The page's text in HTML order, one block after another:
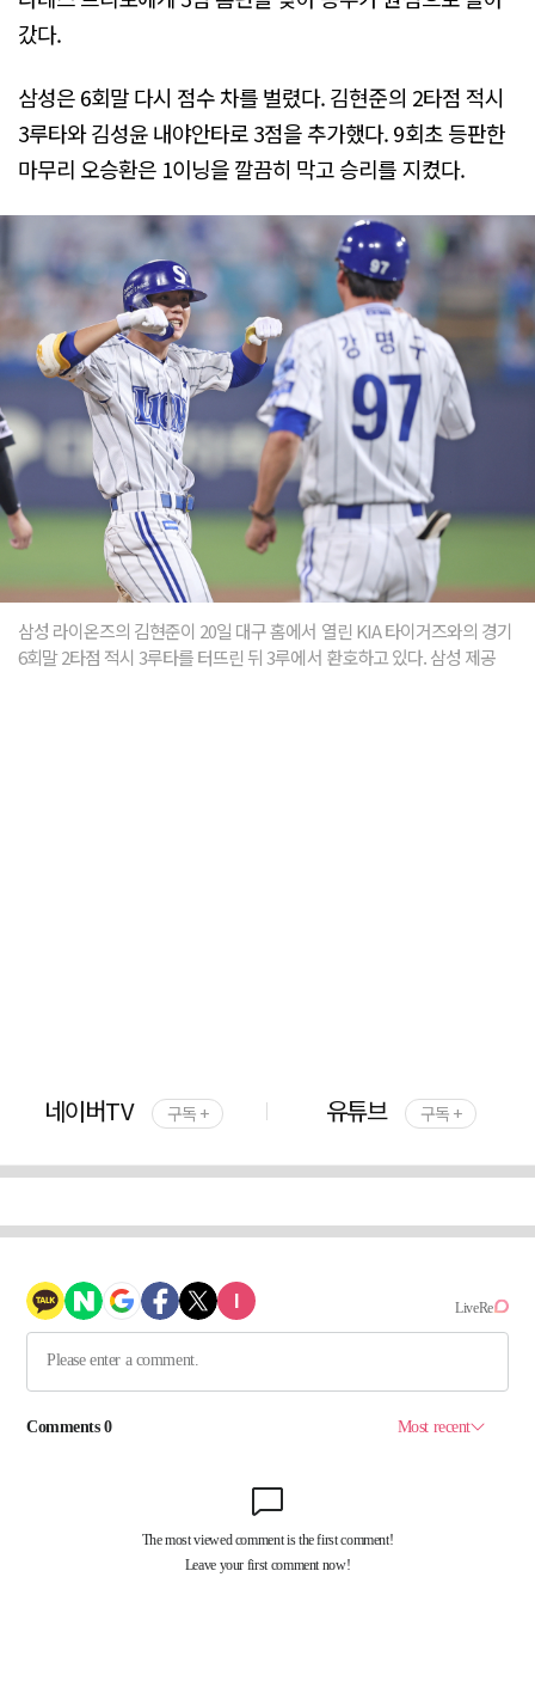
갔다.
삼성은 6회말 다시 점수 차를 벌렸다. 김현준의 2타점 적시
3루타와 김성윤 내야안타로 3점을 추가했다. 9회초 등판한
마무리 오승환은 1이닝을 깔끔히 막고 승리를 지켰다.
삼성 라이온즈의 김현준이 20일 대구 홈에서 열린 KIA 타이거즈와의 경기
6회말 2타점 적시 3루타를 터뜨린 뒤 3루에서 환호하고 있다. 삼성 제공
네이버TV 구독 + 유튜브 구독 +